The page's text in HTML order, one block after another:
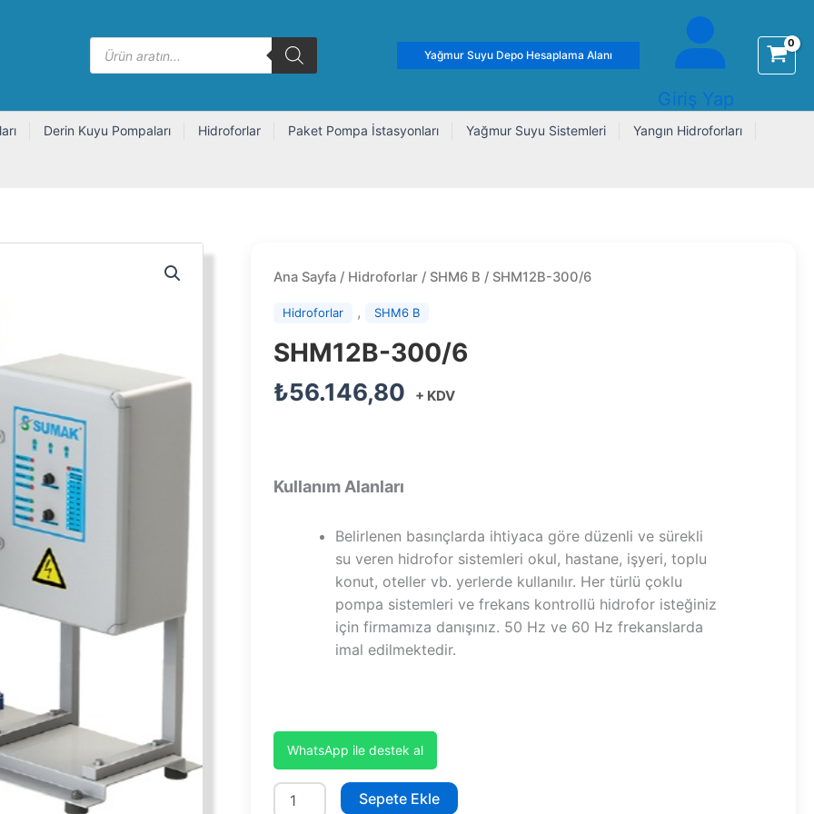
search
Yağmur Suyu Depo Hesaplama Alanı
Giriş Yap
Derin Kuyu Pompaları Hidroforlar Paket Pompa İstasyonları Yağmur Suyu Sistemleri Yangın Hidroforları
Ana Sayfa / Hidroforlar / SHM6 B / SHM12B-300/6
Hidroforlar , SHM6 B
SHM12B-300/6
₺56.146,80 + KDV
Kullanım Alanları
Belirlenen basınçlarda ihtiyaca göre düzenli ve sürekli
su veren hidrofor sistemleri okul, hastane, işyeri, toplu
konut, oteller vb. yerlerde kullanılır. Her türlü çoklu
pompa sistemleri ve frekans kontrollü hidrofor isteğiniz
için firmamıza danışınız. 50 Hz ve 60 Hz frekanslarda
imal edilmektedir.
WhatsApp ile destek al
SHM12B-
300/6
Sepete Ekle